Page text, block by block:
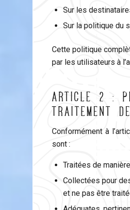
Sur les
Sur la politique du
Cette politique
par les utilisateurs à
ARTICLE 2 :
TRAITEMENT
Conformément à
sont :
Traitées de
Collectées pour
et ne pas être